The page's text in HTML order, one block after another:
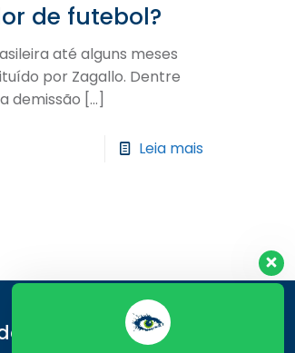
de futebol?
até alguns meses
por Zagallo. Dentre
demissão […]
Leia mais
Sociais